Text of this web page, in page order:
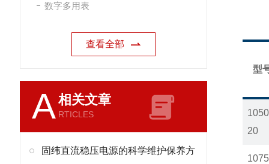
数字多用表
查看全部
A相关文章
RTICLES
固纬直流稳压电源的科学维护保养方
型
20